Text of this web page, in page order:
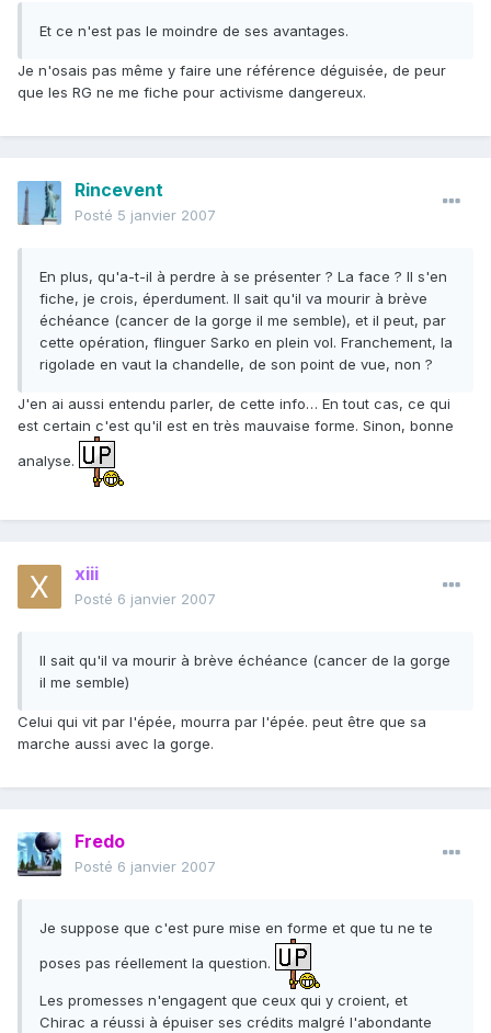
Et ce n'est pas le moindre de ses avantages.
Je n'osais pas même y faire une référence déguisée, de peur
que les RG ne me fiche pour activisme dangereux.
Rincevent
Posté 5 janvier 2007
En plus, qu'a-t-il à perdre à se présenter ? La face ? Il s'en
fiche, je crois, éperdument. Il sait qu'il va mourir à brève
échéance (cancer de la gorge il me semble), et il peut, par
cette opération, flinguer Sarko en plein vol. Franchement, la
rigolade en vaut la chandelle, de son point de vue, non ?
J'en ai aussi entendu parler, de cette info… En tout cas, ce qui
est certain c'est qu'il est en très mauvaise forme. Sinon, bonne
analyse.
xiii
Posté 6 janvier 2007
Il sait qu'il va mourir à brève échéance (cancer de la gorge
il me semble)
Celui qui vit par l'épée, mourra par l'épée. peut être que sa
marche aussi avec la gorge.
Fredo
Posté 6 janvier 2007
Je suppose que c'est pure mise en forme et que tu ne te
poses pas réellement la question.
Les promesses n'engagent que ceux qui y croient, et
Chirac a réussi à épuiser ses crédits malgré l'abondante